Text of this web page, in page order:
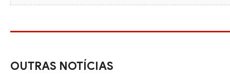
OUTRAS NOTÍCIAS